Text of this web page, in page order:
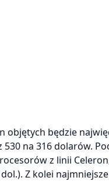
objętych będzie
530 na 316 dolarów.
z linii
Z kolei